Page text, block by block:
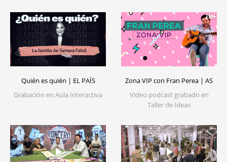
Quién es quién | EL PAÍS
Grabación en Aula Interactiva
Zona VIP con Fran Perea | AS
Video podcast grabado en
Taller de Ideas